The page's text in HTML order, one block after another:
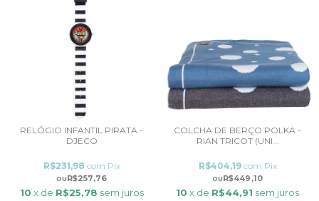
RELÓGIO INFANTIL PIRATA -
DJECO
R$257,76
R$231,98 com Pix
10 x de R$25,78 sem juros
COLCHA DE BERÇO POLKA -
RIAN TRICOT (UNI...
R$449,10
R$404,19 com Pix
10 x de R$44,91 sem juros